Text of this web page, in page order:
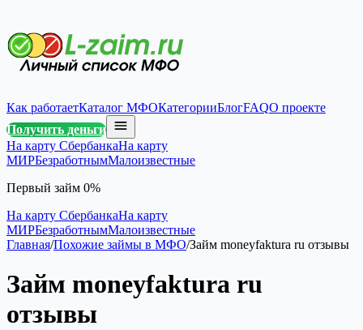
Как работаетКаталог МФОКатегорииБлогFAQО проекте
Получить деньги
На карту СбербанкаНа карту
МИРБезработнымМалоизвестные
Первый займ 0%
На карту СбербанкаНа карту
МИРБезработнымМалоизвестные
Главная/Похожие займы в МФО/Займ moneyfaktura ru отзывы
Займ moneyfaktura ru
отзывы